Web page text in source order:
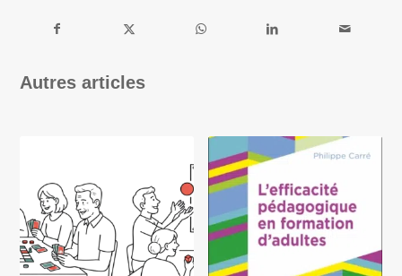
Autres articles